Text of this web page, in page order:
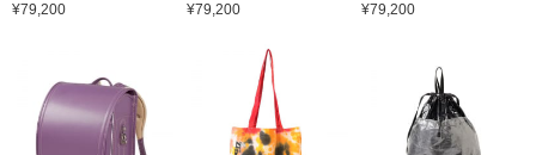
¥79,200 ¥79,200 ¥79,200